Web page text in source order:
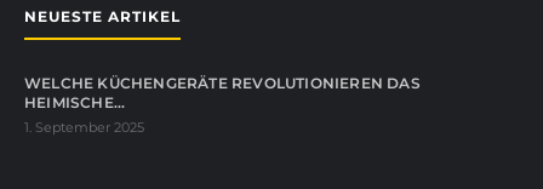
NEUESTE ARTIKEL
WELCHE KÜCHENGERÄTE REVOLUTIONIEREN DAS
HEIMISCHE…
1. September 2025